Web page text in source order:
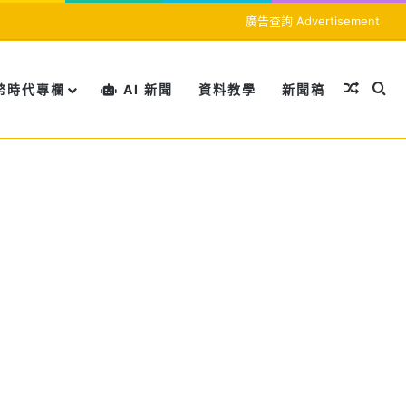
廣告查詢 Advertisement
時代專欄 AI 新聞 資料教學 新聞稿 隨機文
搜